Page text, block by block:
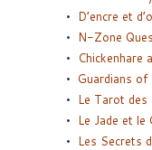
D’encre et
N-Zone
Chickenhare
Guardians of
Le Tarot des
Le Jade et le
Les Secrets